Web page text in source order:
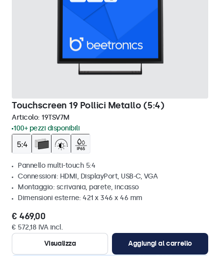
Touchscreen 19 Pollici Metallo (5:4)
Articolo: 19TSV7M
100+ pezzi disponibili
Pannello multi-touch 5:4
Connessioni: HDMI, DisplayPort, USB-C, VGA
Montaggio: scrivania, parete, incasso
Dimensioni esterne: 421 x 346 x 46 mm
€ 469,00
€ 572,18 IVA incl.
Visualizza
Aggiungi al carrello